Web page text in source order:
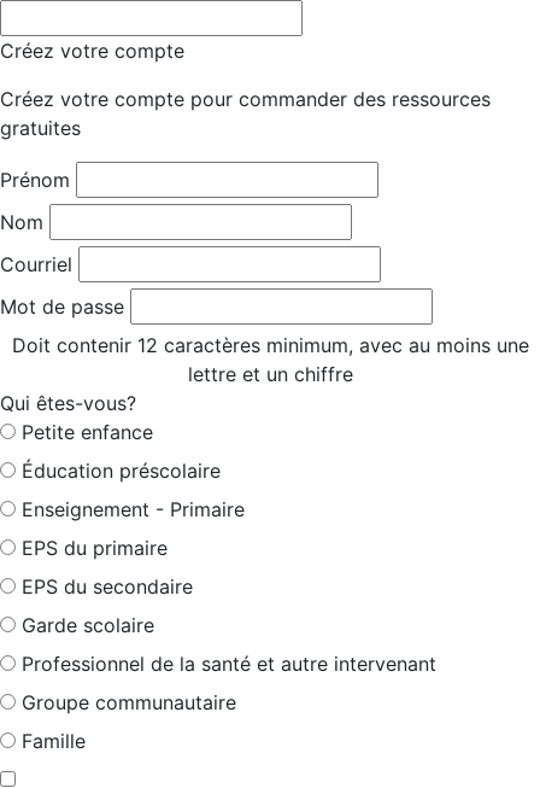
Créez votre compte
Créez votre compte pour commander des ressources
gratuites
Prénom
Nom
Courriel
Mot de passe
Doit contenir 12 caractères minimum, avec au moins une
lettre et un chiffre
Qui êtes-vous?
Petite enfance
Éducation préscolaire
Enseignement - Primaire
EPS du primaire
EPS du secondaire
Garde scolaire
Professionnel de la santé et autre intervenant
Groupe communautaire
Famille